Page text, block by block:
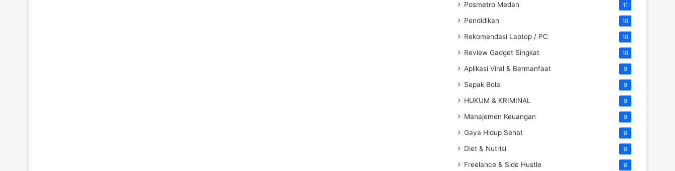
Posmetro Medan 11
Pendidikan 10
Rekomendasi Laptop / PC 10
Review Gadget Singkat 10
Aplikasi Viral & Bermanfaat 9
Sepak Bola 9
HUKUM & KRIMINAL 9
Manajemen Keuangan 9
Gaya Hidup Sehat 8
Diet & Nutrisi 8
Freelance & Side Hustle 8